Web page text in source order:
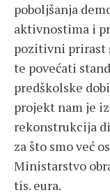
poboljšanja
aktivnostima i
pozitivni prirast
te povećati
predškolske
projekt nam je
rekonstrukcija
za što smo već
Ministarstvo
tis. eura.